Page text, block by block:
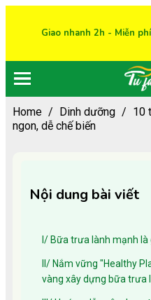
Giao nhanh 2h - Miễn
Home / Dinh dưỡng / 10
ngon, dễ chế biến
Nội dung bài viết
I/ Bữa trưa lành mạnh là
II/ Nắm vững "Healthy
vàng xây dựng bữa trưa